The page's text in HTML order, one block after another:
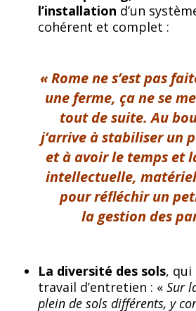
l’installation d’un
cohérent et complet :
« Rome ne s’est pas
une ferme, ça ne se
tout de suite. Au
j’arrive à stabiliser un
et à avoir le temps et
intellectuelle,
pour réﬂéchir un
lagestion des
La diversité des sols, qui
travail d’entretien : « Sur
plein de sols différents, y